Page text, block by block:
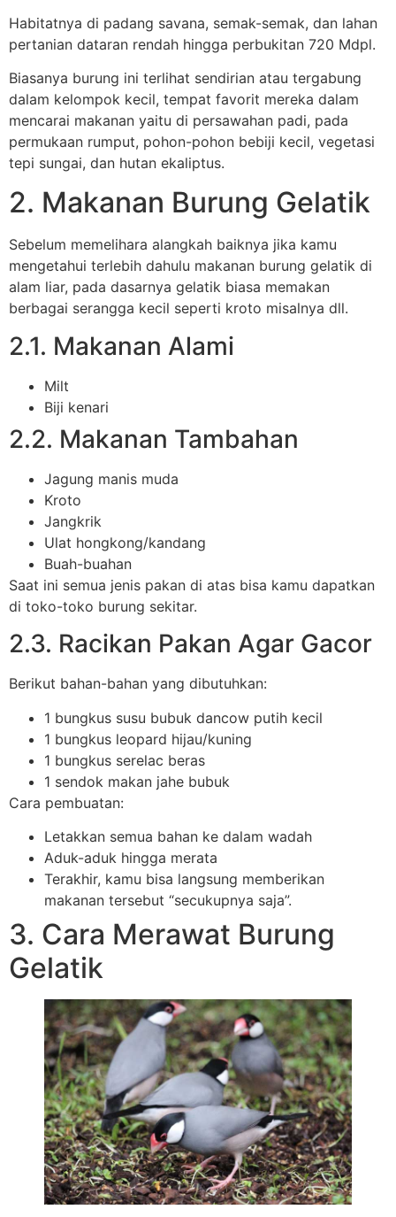
Habitatnya di padang savana, semak-semak, dan lahan
pertanian dataran rendah hingga perbukitan 720 Mdpl.
Biasanya burung ini terlihat sendirian atau tergabung
dalam kelompok kecil, tempat favorit mereka dalam
mencarai makanan yaitu di persawahan padi, pada
permukaan rumput, pohon-pohon bebiji kecil, vegetasi
tepi sungai, dan hutan ekaliptus.
2. Makanan Burung Gelatik
Sebelum memelihara alangkah baiknya jika kamu
mengetahui terlebih dahulu makanan burung gelatik di
alam liar, pada dasarnya gelatik biasa memakan
berbagai serangga kecil seperti kroto misalnya dll.
2.1. Makanan Alami
Milt
Biji kenari
2.2. Makanan Tambahan
Jagung manis muda
Kroto
Jangkrik
Ulat hongkong/kandang
Buah-buahan
Saat ini semua jenis pakan di atas bisa kamu dapatkan
di toko-toko burung sekitar.
2.3. Racikan Pakan Agar Gacor
Berikut bahan-bahan yang dibutuhkan:
1 bungkus susu bubuk dancow putih kecil
1 bungkus leopard hijau/kuning
1 bungkus serelac beras
1 sendok makan jahe bubuk
Cara pembuatan:
Letakkan semua bahan ke dalam wadah
Aduk-aduk hingga merata
Terakhir, kamu bisa langsung memberikan
makanan tersebut “secukupnya saja”.
3. Cara Merawat Burung
Gelatik